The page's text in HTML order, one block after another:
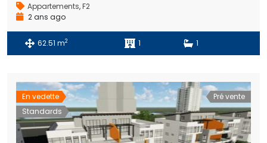
Appartements,F2
2 ans ago
62.51 m2 1 1
En vedette
Standards
Pré vente